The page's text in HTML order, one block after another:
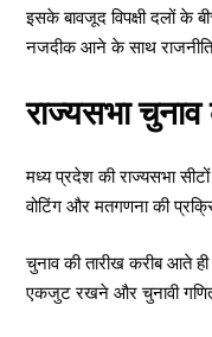
इसके बावजूद विपक्षी दलों के
नजदीक आने के साथ
राज्यसभा
मध्य प्रदेश की राज्यसभा
वोटिंग और मतगणना की
चुनाव की तारीख करीब आते
एकजुट रखने और चुनावी